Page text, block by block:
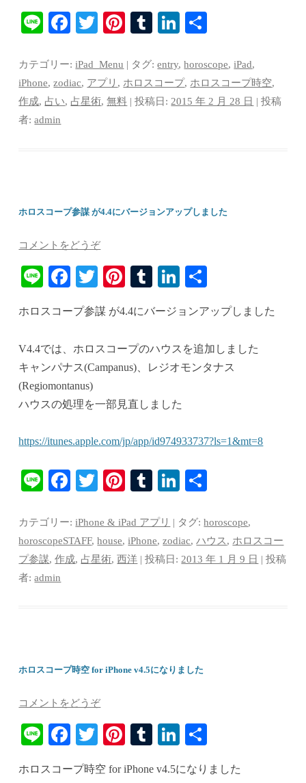
Li
Fa
bo
ok
T
tte
r
Pi
er
es
t
T
m
bl
r
Li
ed
In
カテゴリー:iPad_Menu | タグ:entry,horoscope,iPad,
iPhone,zodiac, アプリ , ホロスコープ, ホロスコープ時空,
作成, 占い, 占星術,無料 | 投稿日: 2015 年 2 月 28 日 |投稿
者:admin
ホロスコープ参謀 が4.4にバージョンアップしました
コメントをどうぞ
Li
Fa
ce
bo
ok
T
tte
r
Pi
er
es
t
T
m
bl
r
Li
ed
In
ホロスコープ参謀 が4.4にバージョンアップしました
V4.4では、ホロスコープのハウスを追加しました
キャンパナス(Campanus)、レジオモンタナス
(Regiomontanus)
ハウスの処理を一部見直しました
https://itunes.apple.com/jp/app/id974933737?ls=1&mt=8
Li Fa
bo
ok
T
tte
r
Pi
er
es
t
T
m
bl
r
Li
ed
In
カテゴリー:iPhone & iPad アプリ | タグ:horoscope,
horoscopeSTAFF,house,iPhone,zodiac,ハウス , ホロスコー
プ参謀,作成, 占星術,西洋 | 投稿日: 2013 年 1 月 9 日 |投稿
者:admin
ホロスコープ時空 for iPhone v4.5になりました
コメントをどうぞ
Li
Fa T
Pi
T
Li
ホロスコープ時空 for iPhone v4.5になりました